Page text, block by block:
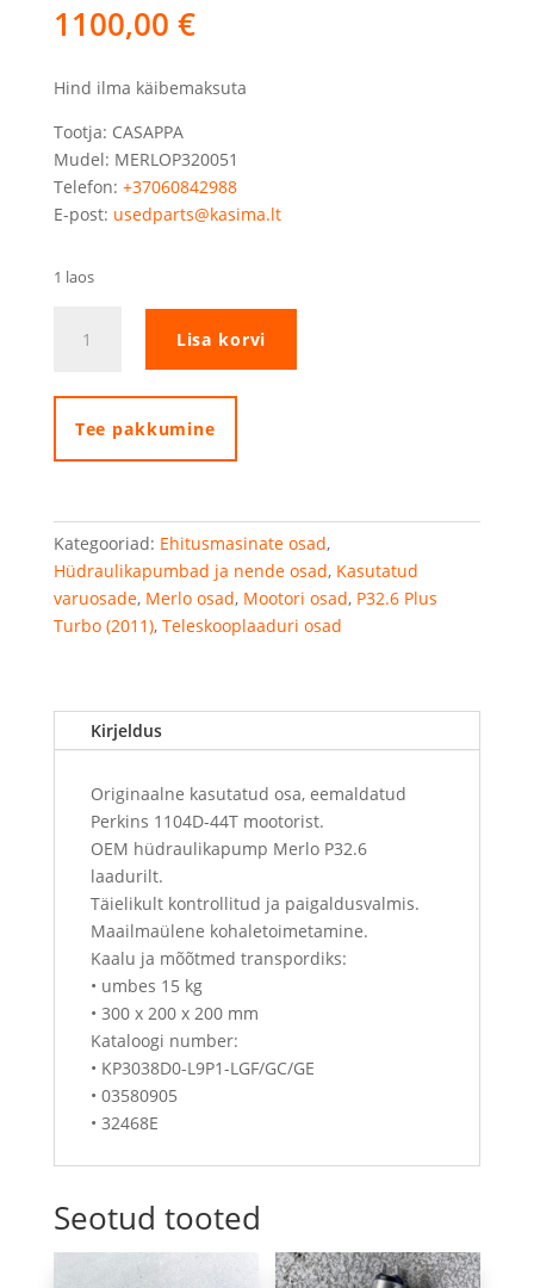
1100,00 €
Hind ilma käibemaksuta
Tootja: CASAPPA
Mudel: MERLOP320051
Telefon: +37060842988
E-post: usedparts@kasima.lt
1 laos
hüdraulikapumpLisa korvi
Tee pakkumine
Kategooriad: Ehitusmasinate osad,
Hüdraulikapumbad ja nende osad, Kasutatud
varuosade, Merlo osad, Mootori osad, P32.6 Plus
Turbo (2011), Teleskooplaaduri osad
Kirjeldus
Originaalne kasutatud osa, eemaldatud
Perkins 1104D-44T mootorist.
OEM hüdraulikapump Merlo P32.6
laadurilt.
Täielikult kontrollitud ja paigaldusvalmis.
Maailmaülene kohaletoimetamine.
Kaalu ja mõõtmed transpordiks:
• umbes 15 kg
• 300 x 200 x 200 mm
Kataloogi number:
• KP3038D0-L9P1-LGF/GC/GE
• 03580905
• 32468E
Seotud tooted